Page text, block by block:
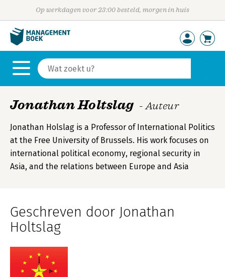
Op werkdagen voor 23:00 besteld, morgen in huis
Jonathan Holtslag - Auteur
Jonathan Holslag is a Professor of International Politics
at the Free University of Brussels. His work focuses on
international political economy, regional security in
Asia, and the relations between Europe and Asia
Geschreven door Jonathan
Holtslag